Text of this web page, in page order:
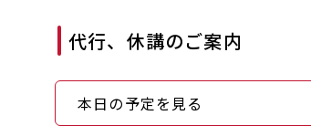
代行、休講のご案内
本日の予定を見る